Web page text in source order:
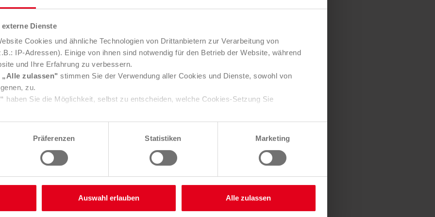
Dienste
Cookies und ähnliche Technologien von Drittanbietern zur Verarbeitung von
IP-Adressen). Einige von ihnen sind notwendig für den Betrieb der Website, während
und Ihre Erfahrung zu verbessern.
„Alle zulassen" stimmen Sie der Verwendung aller Cookies und Dienste, sowohl von
zu.
haben Sie die Möglichkeit, selbst zu entscheiden, welche Cookies-Setzung Sie
über Consent Button in der linken unteren Ecke die gesetzte Zustimmung jederzeit
verändern.
Präferenzen Statistiken Marketing
Auswahl erlauben Alle zulassen
elektronischen Datenträgern, z.B.:
mit vertraulichen Daten
Tablets
PCs, Modems, Festnetztelefone
Speichermedien (z.B. USB, CD, DVD,